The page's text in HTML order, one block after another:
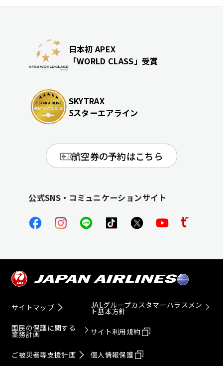
日本初 APEX
「WORLD CLASS」受賞
SKYTRAX
5スターエアライン
航空券の予約はこちら
公式SNS・コミュニケーションサイト
サイトマップ
国民の保護に関する
業務計画
ご被災者等支援計画
JALグループカスタマーハラスメン
ト基本方針
サイト利用規約
個人情報保護